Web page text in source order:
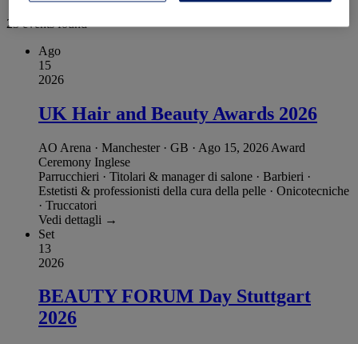
23 events found
Ago
15
2026
UK Hair and Beauty Awards 2026
AO Arena · Manchester · GB · Ago 15, 2026 Award
Ceremony Inglese
Parrucchieri · Titolari & manager di salone · Barbieri ·
Estetisti & professionisti della cura della pelle · Onicotecniche
· Truccatori
Vedi dettagli →
Set
13
2026
BEAUTY FORUM Day Stuttgart
2026